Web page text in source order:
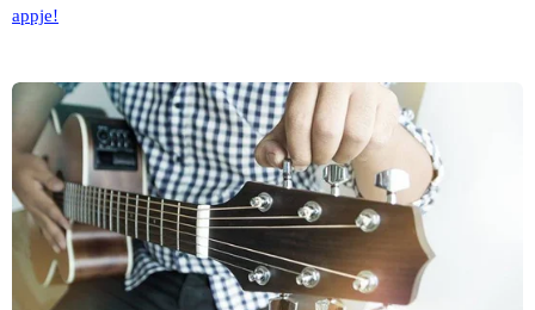
appje!